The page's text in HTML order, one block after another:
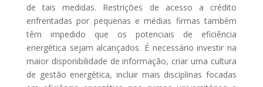
de tais medidas. Restrições de acesso a crédito
enfrentadas por pequenas e médias firmas também
têm impedido que os potenciais de eficiência
energética sejam alcançados. É necessário investir na
maior disponibilidade de informação, criar uma cultura
de gestão energética, incluir mais disciplinas focadas